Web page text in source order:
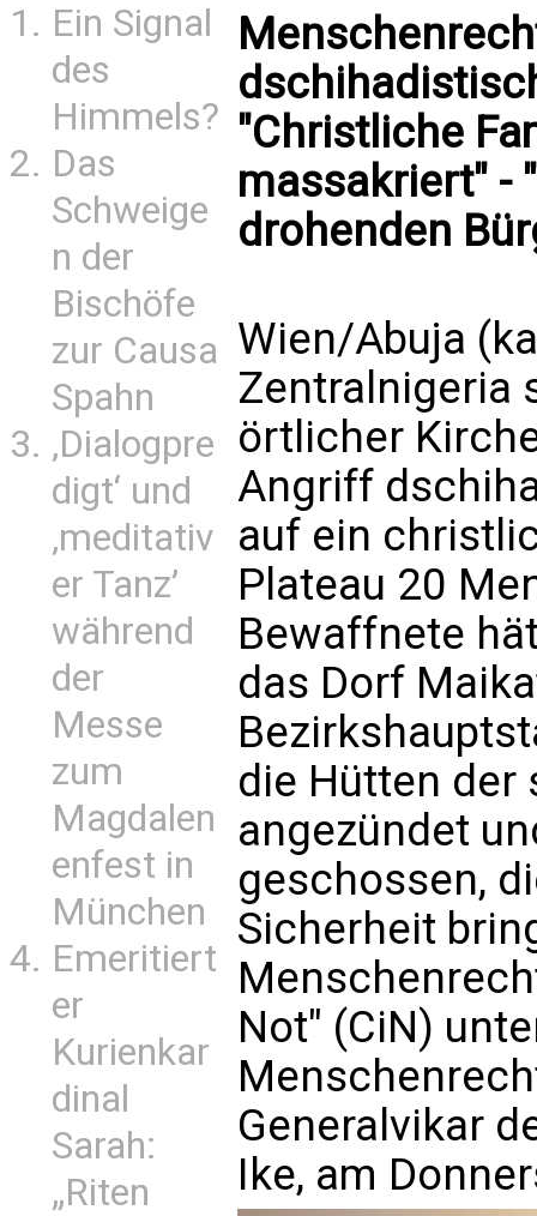
Ein Signal
des
Himmels?
Das
Schweige
n der
Bischöfe
zur Causa
Spahn
‚Dialogpre
digt‘ und
‚meditativ
er Tanz’
während
der
Messe
zum
Magdalen
enfest in
München
Emeritiert
er
Kurienkar
dinal
Sarah:
„Riten
"Christliche
massakriert" -
drohenden
Wien/Abuja
Zentralnigeria
örtlicher
Angriff
auf ein
Plateau 20
Bewaffnete
das Dorf
die Hütten der
angezündet
geschossen,
Sicherheit
Not" (CiN)
Generalvikar
Ike, am